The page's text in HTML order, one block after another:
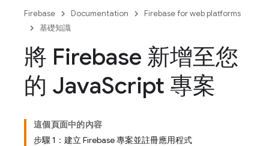
Firebase Documentation
Firebase for web platforms
基礎知識
將 Firebase 新增至您
的 JavaScript 專案
這個頁面中的內容
步驟 1：建立 Firebase 專案並註冊應用程式